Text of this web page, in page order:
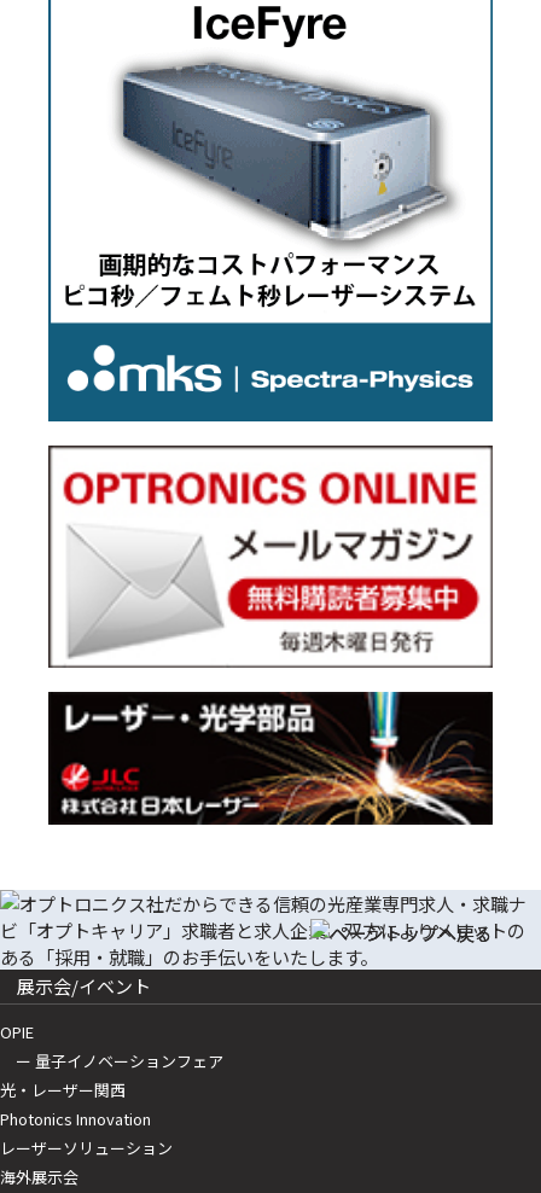
展示会/イベント
OPIE
ー 量子イノベーションフェア
光・レーザー関西
Photonics Innovation
レーザーソリューション
海外展示会